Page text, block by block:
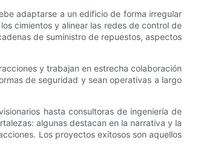
adaptarse a un edificio de forma irregular
cimientos y alinear las redes de control de
de suministro de repuestos, aspectos
y trabajan en estrecha colaboración
de seguridad y sean operativas a largo
hasta consultoras de ingeniería de
algunas destacan en la narrativa y la
Los proyectos exitosos son aquellos